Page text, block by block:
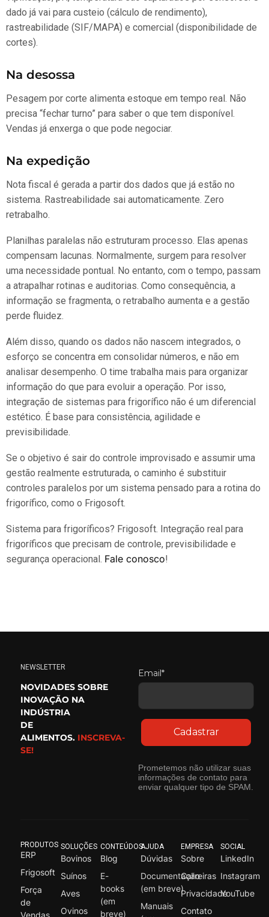
dado já vai para custeio (cálculo de rendimento),
rastreabilidade (SIF/MAPA) e comercial (disponibilidade de
cortes).
Na desossa
Pesagem por corte alimenta estoque em tempo real. Não
precisa “fechar turno” para saber o que tem disponível.
Vendas já enxerga o que pode negociar.
Na expedição
Nota fiscal é gerada a partir dos dados que já estão no
sistema. Rastreabilidade sai automaticamente. Zero
retrabalho.
Planilhas paralelas não estruturam processo. Elas apenas
compensam lacunas. Normalmente, surgem para resolver
uma necessidade pontual. No entanto, com o tempo, passam
a atrapalhar rotinas e auditorias. Como consequência, a
informação se fragmenta, o retrabalho aumenta e a gestão
perde fluidez.
Além disso, quando os dados não nascem integrados, o
esforço se concentra em consolidar números, e não em
analisar desempenho. O time trabalha mais para organizar
informação do que para evoluir a operação. Por isso,
integração de sistemas para frigorífico não é um diferencial
estético. É base para consistência, agilidade e
previsibilidade.
Se o objetivo é sair do controle improvisado e assumir uma
gestão realmente estruturada, o caminho é substituir
controles paralelos por um sistema pensado para a rotina do
frigorífico, como o Frigosoft.
Sistema para frigoríficos? Frigosoft. Integração real para
frigoríficos que precisam de controle, previsibilidade e
segurança operacional. Fale conosco!
NEWSLETTER
NOVIDADES SOBRE
INOVAÇÃO NA
INDÚSTRIA
DE
ALIMENTOS. INSCREVA-
SE!
Email*
Cadastrar
Prometemos não utilizar suas
informações de contato para
enviar qualquer tipo de SPAM.
PRODUTOS
ERP
Frigosoft
Força
de
Vendas
SOLUÇÕES
Bovinos
Suínos
Aves
Ovinos
CONTEÚDOS
Blog
E-
books
(em
breve)
AJUDA
Dúvidas
Documentação
(em breve)
Manuais
EMPRESA
Sobre
Carreiras
Privacidade
Contato
SOCIAL
LinkedIn
Instagram
YouTube